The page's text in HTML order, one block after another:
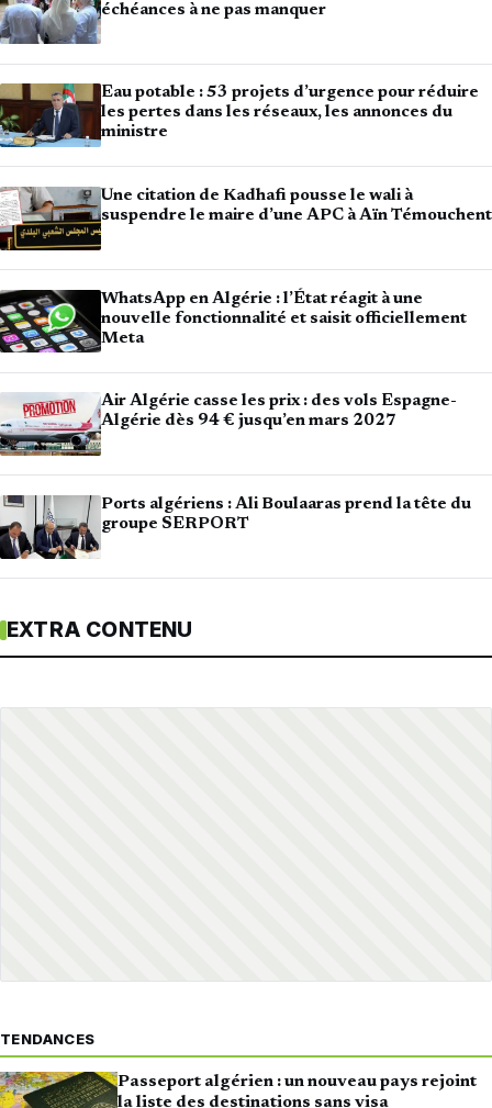
échéances à ne pas manquer
Eau potable : 53 projets d’urgence pour réduire
les pertes dans les réseaux, les annonces du
ministre
Une citation de Kadhafi pousse le wali à
suspendre le maire d’une APC à Aïn Témouchent
WhatsApp en Algérie : l’État réagit à une
nouvelle fonctionnalité et saisit officiellement
Meta
Air Algérie casse les prix : des vols Espagne-
Algérie dès 94 € jusqu’en mars 2027
Ports algériens : Ali Boulaaras prend la tête du
groupe SERPORT
EXTRA CONTENU
TENDANCES
Passeport algérien : un nouveau pays rejoint
la liste des destinations sans visa